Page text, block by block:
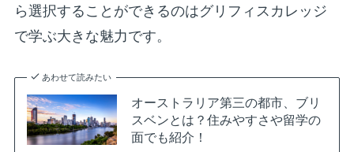
ら選択することができるのはグリフィスカレッジ
で学ぶ大きな魅力です。
あわせて読みたい
オーストラリア第三の都市、ブリ
スベンとは？住みやすさや留学の
面でも紹介！